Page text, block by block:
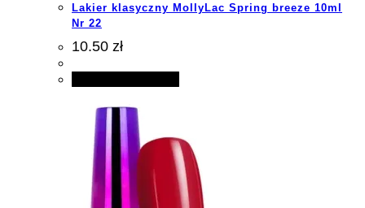
Lakier klasyczny MollyLac Spring breeze 10ml
Nr 22
10.50 zł